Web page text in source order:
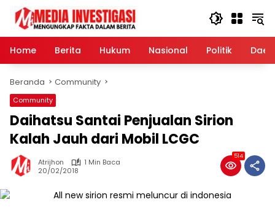
Langsung
konten
Home
Berita Hukum Nasional Politik
Beranda Community
Community
Daihatsu Santai Penjualan Sirion
Kalah Jauh dari Mobil LCGC
Atrijhon
1 Min Baca
20/02/2018
514